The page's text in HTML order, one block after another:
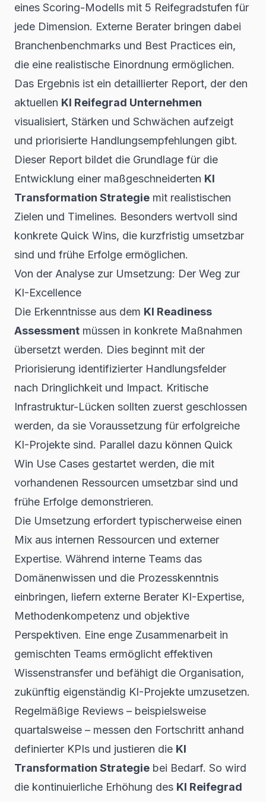
eines Scoring-Modells mit 5 Reifegradstufen für
jede Dimension. Externe Berater bringen dabei
Branchenbenchmarks und Best Practices ein,
die eine realistische Einordnung ermöglichen.
Das Ergebnis ist ein detaillierter Report, der den
aktuellen KI Reifegrad Unternehmen
visualisiert, Stärken und Schwächen aufzeigt
und priorisierte Handlungsempfehlungen gibt.
Dieser Report bildet die Grundlage für die
Entwicklung einer maßgeschneiderten KI
Transformation Strategie mit realistischen
Zielen und Timelines. Besonders wertvoll sind
konkrete Quick Wins, die kurzfristig umsetzbar
sind und frühe Erfolge ermöglichen.
Von der Analyse zur Umsetzung: Der Weg zur
KI-Excellence
Die Erkenntnisse aus dem KI Readiness
Assessment müssen in konkrete Maßnahmen
übersetzt werden. Dies beginnt mit der
Priorisierung identifizierter Handlungsfelder
nach Dringlichkeit und Impact. Kritische
Infrastruktur-Lücken sollten zuerst geschlossen
werden, da sie Voraussetzung für erfolgreiche
KI-Projekte sind. Parallel dazu können Quick
Win Use Cases gestartet werden, die mit
vorhandenen Ressourcen umsetzbar sind und
frühe Erfolge demonstrieren.
Die Umsetzung erfordert typischerweise einen
Mix aus internen Ressourcen und externer
Expertise. Während interne Teams das
Domänenwissen und die Prozesskenntnis
einbringen, liefern externe Berater KI-Expertise,
Methodenkompetenz und objektive
Perspektiven. Eine enge Zusammenarbeit in
gemischten Teams ermöglicht effektiven
Wissenstransfer und befähigt die Organisation,
zukünftig eigenständig KI-Projekte umzusetzen.
Regelmäßige Reviews – beispielsweise
quartalsweise – messen den Fortschritt anhand
definierter KPIs und justieren die KI
Transformation Strategie bei Bedarf. So wird
die kontinuierliche Erhöhung des KI Reifegrad